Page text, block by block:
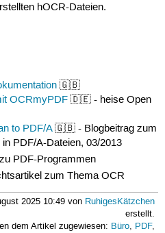
hOCR-Dateien.
🇬🇧
OCRmyPDF 🇩🇪 - heise Open
to PDF/A🇬🇧 - Blogbeitrag zum
PDF/A-Dateien, 03/2013
PDF-Programmen
zum Thema OCR
2025 10:49 von RuhigesKätzchen
erstellt.
dem Artikel zugewiesen: Büro, PDF,